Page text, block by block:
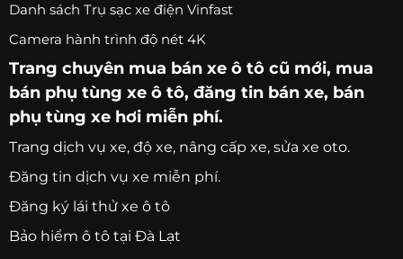
Danh sách Trụ sạc xe điện Vinfast
Camera hành trình độ nét 4K
Trang chuyên mua bán xe ô tô cũ mới, mua
bán phụ tùng xe ô tô, đăng tin bán xe, bán
phụ tùng xe hơi miễn phí.
Trang dịch vụ xe, độ xe, nâng cấp xe, sửa xe oto.
Đăng tin dịch vụ xe miễn phí.
Đăng ký lái thử xe ô tô
Bảo hiểm ô tô tại Đà Lạt